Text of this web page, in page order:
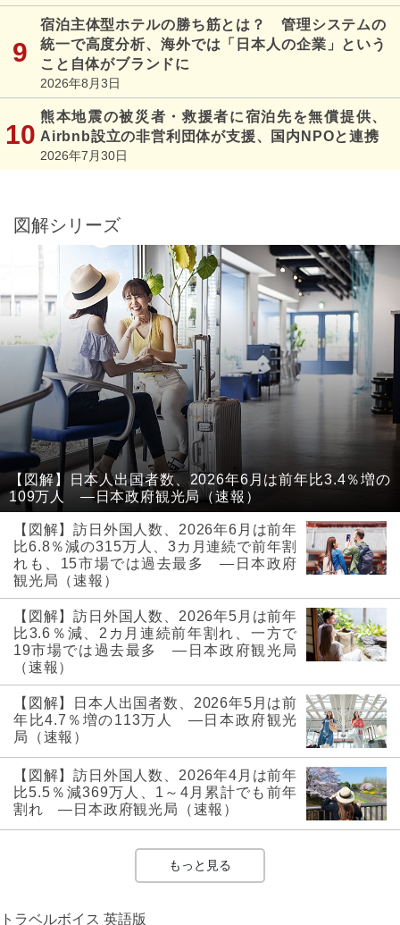
宿泊主体型ホテルの勝ち筋とは？ 管理システムの
統一で高度分析、海外では「日本人の企業」という
こと自体がブランドに
2026年8月3日
熊本地震の被災者・救援者に宿泊先を無償提供、
Airbnb設立の非営利団体が支援、国内NPOと連携
2026年7月30日
図解シリーズ
【図解】日本人出国者数、2026年6月は前年比3.4％増の
109万人 ―日本政府観光局（速報）
【図解】訪日外国人数、2026年6月は前年
比6.8％減の315万人、3カ月連続で前年割
れも、15市場では過去最多 ―日本政府
観光局（速報）
【図解】訪日外国人数、2026年5月は前年
比3.6％減、2カ月連続前年割れ、一方で
19市場では過去最多 ―日本政府観光局
（速報）
【図解】日本人出国者数、2026年5月は前
年比4.7％増の113万人 ―日本政府観光
局（速報）
【図解】訪日外国人数、2026年4月は前年
比5.5％減369万人、1～4月累計でも前年
割れ ―日本政府観光局（速報）
もっと見る
トラベルボイス 英語版